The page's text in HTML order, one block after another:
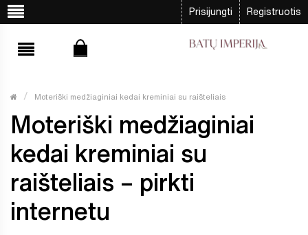
Prisijungti Registruotis
Moteriški medžiaginiai kedai kreminiai su raišteliais
Moteriški medžiaginiai
kedai kreminiai su
raišteliais – pirkti
internetu